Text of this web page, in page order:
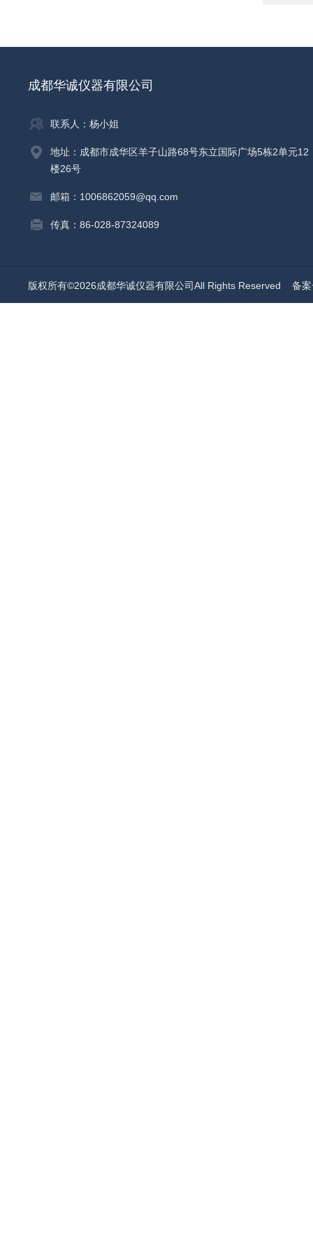
成都华诚仪器有限公司
联系人：杨小姐
地址：成都市成华区羊子山路68号东立国际广场5栋2单元12
楼26号
邮箱：1006862059@qq.com
传真：86-028-87324089
版权所有©2026成都华诚仪器有限公司All Rights Reserved 备